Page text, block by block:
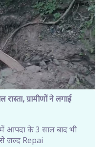
ग्रामीणों ने लगाई
आपदा के 3 साल बाद भी
से जल्द Repai